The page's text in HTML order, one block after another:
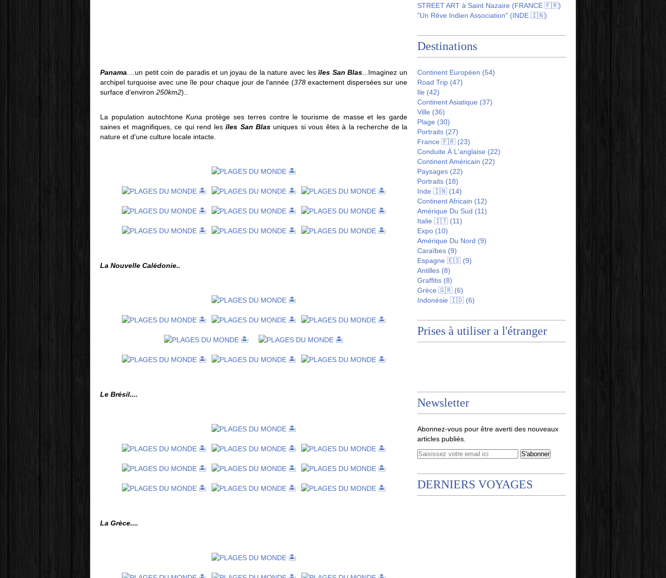
Panama ....un petit coin de paradis et un joyau de la nature avec lesîles San Blas ...Imaginez un
archipel turquoise avec une île pour chaque jour de l'année (378exactement dispersées sur une
surface d'environ 250km2)..
La population autochtoneKuna protège ses terres contre le tourisme de masse et les garde
saines et magnifiques, ce qui rend lesîles San Blas uniques si vous êtes à la recherche de la
nature et d'une culture locale intacte.
La Nouvelle Calédonie..
Le Brésil....
La Grèce....
STREET ART à Saint Nazaire (FRANCE 🇫🇷)
"Un Rêve Indien Association" (INDE 🇮🇳)
Destinations
Continent Européen (54)
Road Trip (47)
Ile (42)
Continent Asiatique (37)
Ville (36)
Plage (30)
Portraits (27)
France 🇫🇷 (23)
Conduite À L'anglaise (22)
Continent Américain (22)
Paysages (22)
Portraits (18)
Inde 🇮🇳 (14)
Continent Africain (12)
Amérique Du Sud (11)
Italie 🇮🇹 (11)
Expo (10)
Amérique Du Nord (9)
Caraïbes (9)
Espagne 🇪🇸 (9)
Antilles (8)
Graffitis (8)
Grèce 🇬🇷 (6)
Indonésie 🇮🇩 (6)
Prises à utiliser a l'étranger
Newsletter
Abonnez-vous pour être averti des nouveaux
articles publiés.
DERNIERS VOYAGES